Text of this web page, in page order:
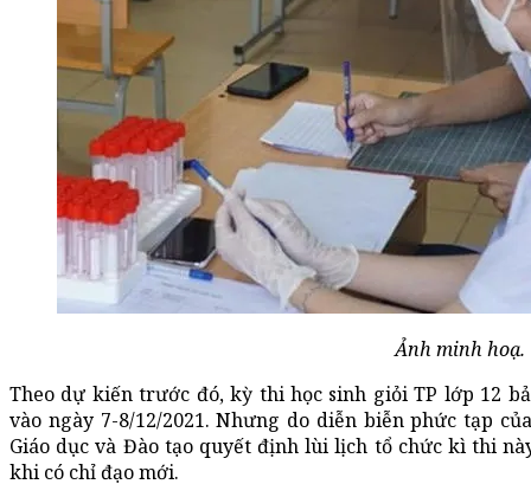
Ảnh minh hoạ.
Theo dự kiến trước đó, kỳ thi học sinh giỏi TP lớp 12
vào ngày 7-8/12/2021. Nhưng do diễn biễn phức tạp
Giáo dục và Đào tạo quyết định lùi lịch tổ chức kì thi
khi có chỉ đạo mới.